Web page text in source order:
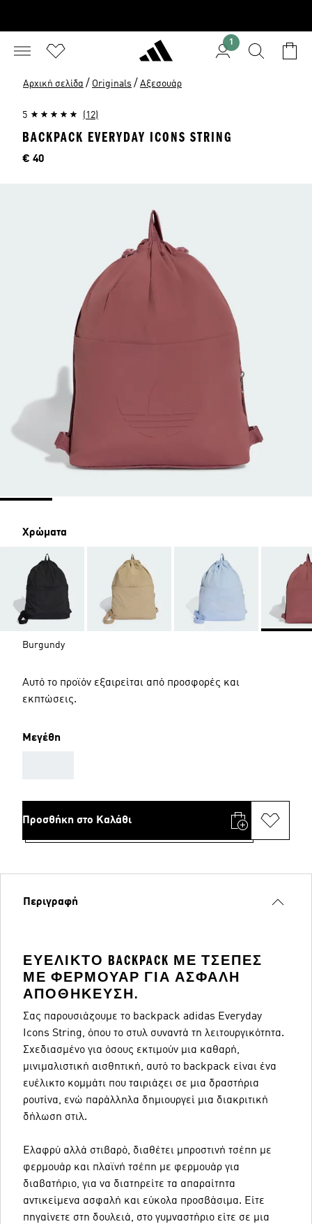
1
Αρχική σελίδα / Originals / Αξεσουάρ
5 (12)
BACKPACK EVERYDAY ICONS STRING
Τιμή
€ 40
Χρώματα
Burgundy
Αυτό το προϊόν εξαιρείται από προσφορές και
εκπτώσεις.
Μεγέθη
Προσθήκη στο Καλάθι
Περιγραφή
ΕΥΈΛΙΚΤΟ BACKPACK ΜΕ ΤΣΈΠΕΣ
ΜΕ ΦΕΡΜΟΥΆΡ ΓΙΑ ΑΣΦΑΛΉ
ΑΠΟΘΉΚΕΥΣΗ.
Σας παρουσιάζουμε το backpack adidas Everyday
Icons String, όπου το στυλ συναντά τη λειτουργικότητα.
Σχεδιασμένο για όσους εκτιμούν μια καθαρή,
μινιμαλιστική αισθητική, αυτό το backpack είναι ένα
ευέλικτο κομμάτι που ταιριάζει σε μια δραστήρια
ρουτίνα, ενώ παράλληλα δημιουργεί μια διακριτική
δήλωση στιλ.
Ελαφρύ αλλά στιβαρό, διαθέτει μπροστινή τσέπη με
φερμουάρ και πλαϊνή τσέπη με φερμουάρ για
διαβατήριο, για να διατηρείτε τα απαραίτητα
αντικείμενα ασφαλή και εύκολα προσβάσιμα. Είτε
πηγαίνετε στη δουλειά, στο γυμναστήριο είτε σε μια